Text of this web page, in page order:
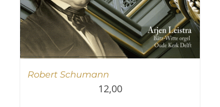
Robert Schumann
12,00